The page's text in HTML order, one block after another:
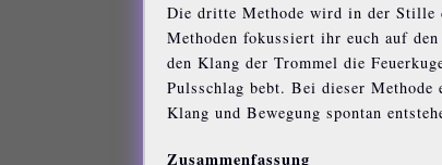
Die dritte Methode wird in der Stille
Methoden fokussiert ihr euch auf
den Klang der Trommel die
Pulsschlag bebt. Bei dieser
Klang und Bewegung spontan
Zusammenfassung